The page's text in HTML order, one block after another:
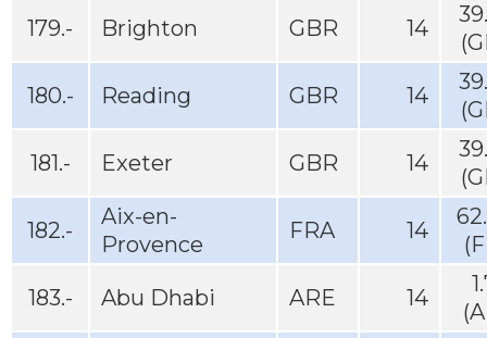
179.- Brighton GBR 14
180.- Reading GBR 14
181.- Exeter GBR 14
182.-
Aix-en-
Provence
FRA 14
183.- Abu Dhabi ARE 14